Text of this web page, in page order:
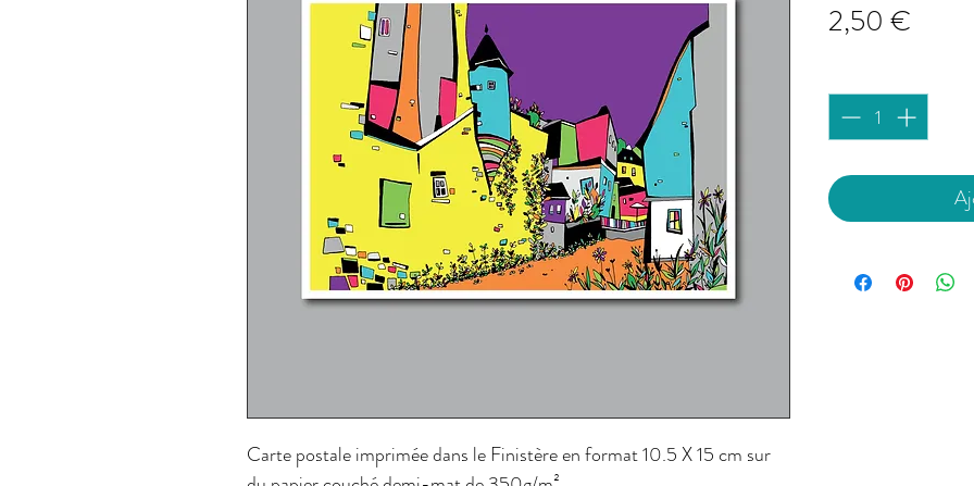
Carte postale imprimée dans le Finistère en format 10.5 X 15 cm sur
2,50 €